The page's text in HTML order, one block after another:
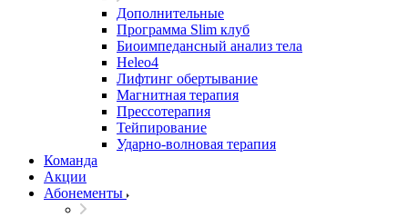
Дополнительные
Программа Slim клуб
Биоимпедансный анализ тела
Heleo4
Лифтинг обертывание
Магнитная терапия
Прессотерапия
Тейпирование
Ударно-волновая терапия
Команда
Акции
Абонементы